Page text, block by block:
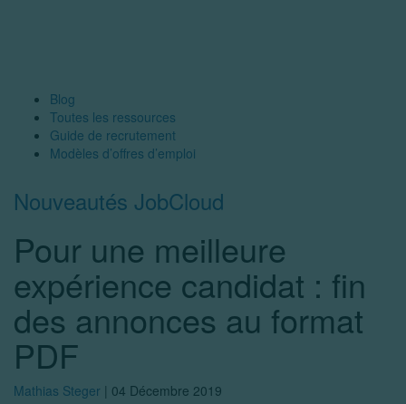
Blog
Toutes les ressources
Guide de recrutement
Modèles d’offres d’emploi
Nouveautés JobCloud
Pour une meilleure
expérience candidat : fin
des annonces au format
PDF
Mathias Steger | 04 Décembre 2019